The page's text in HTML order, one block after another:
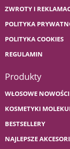
ZWROTY I
POLITYKA
POLITYKA COOKIES
REGULAMIN
Produkty
WŁOSOWE NOWOŚCI
KOSMETYKI
BESTSELLERY
NAJLEPSZE